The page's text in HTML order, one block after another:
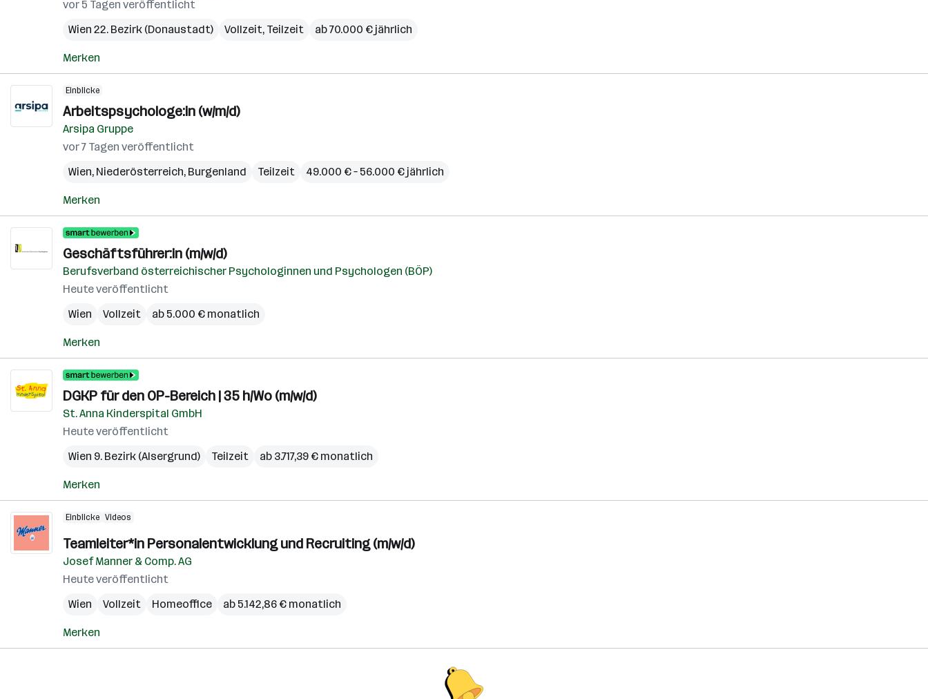
vor 5 Tagen veröffentlicht
Wien 22. Bezirk (Donaustadt)
Vollzeit, Teilzeit ab 70.000 € jährlich
Merken
Einblicke
Arbeitspsychologe:in (w/m/d)
Arsipa Gruppe
vor 7 Tagen veröffentlicht
Wien, Niederösterreich, Burgenland Teilzeit 49.000 € – 56.000 € jährlich
Merken
Geschäftsführer:in (m/w/d)
Berufsverband österreichischer Psychologinnen und Psychologen (BÖP)
Heute veröffentlicht
Wien
Vollzeit ab 5.000 € monatlich
Merken
DGKP für den OP-Bereich | 35 h/Wo (m/w/d)
St. Anna Kinderspital GmbH
Heute veröffentlicht
Wien 9. Bezirk (Alsergrund)
Teilzeit ab 3.717,39 € monatlich
Merken
Einblicke Videos
Teamleiter*in Personalentwicklung und Recruiting (m/w/d)
Josef Manner & Comp. AG
Heute veröffentlicht
Wien
Vollzeit Homeoffice ab 5.142,86 € monatlich
Merken